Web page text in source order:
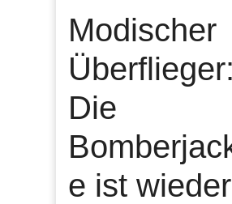
Modischer
Überflieger:
Die
e ist wieder